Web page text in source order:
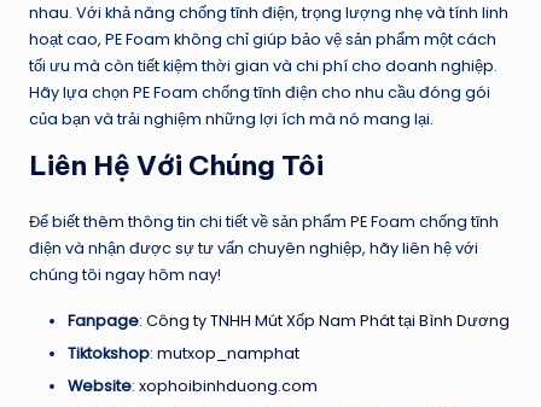
nhau. Với khả năng chống tĩnh điện, trọng lượng nhẹ và tính linh
hoạt cao, PE Foam không chỉ giúp bảo vệ sản phẩm một cách
tối ưu mà còn tiết kiệm thời gian và chi phí cho doanh nghiệp.
Hãy lựa chọn PE Foam chống tĩnh điện cho nhu cầu đóng gói
của bạn và trải nghiệm những lợi ích mà nó mang lại.
Liên Hệ Với Chúng Tôi
Để biết thêm thông tin chi tiết về sản phẩm PE Foam chống tĩnh
điện và nhận được sự tư vấn chuyên nghiệp, hãy liên hệ với
chúng tôi ngay hôm nay!
Fanpage: Công ty TNHH Mút Xốp Nam Phát tại Bình Dương
Tiktokshop: mutxop_namphat
Website: xophoibinhduong.com